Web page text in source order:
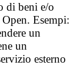
di beni e/o
Esempi:
un
un
esterno